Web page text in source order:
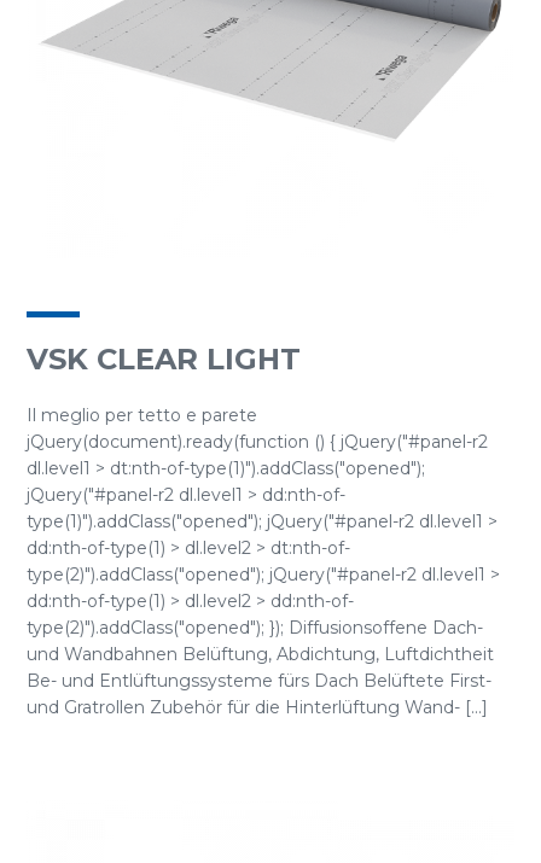
VSK CLEAR LIGHT
Il meglio per tetto e parete
jQuery(document).ready(function () { jQuery("#panel-r2
dl.level1 > dt:nth-of-type(1)").addClass("opened");
jQuery("#panel-r2 dl.level1 > dd:nth-of-
type(1)").addClass("opened"); jQuery("#panel-r2 dl.level1 >
dd:nth-of-type(1) > dl.level2 > dt:nth-of-
type(2)").addClass("opened"); jQuery("#panel-r2 dl.level1 >
dd:nth-of-type(1) > dl.level2 > dd:nth-of-
type(2)").addClass("opened"); }); Diffusionsoffene Dach-
und Wandbahnen Belüftung, Abdichtung, Luftdichtheit
Be- und Entlüftungssysteme fürs Dach Belüftete First-
und Gratrollen Zubehör für die Hinterlüftung Wand- [...]